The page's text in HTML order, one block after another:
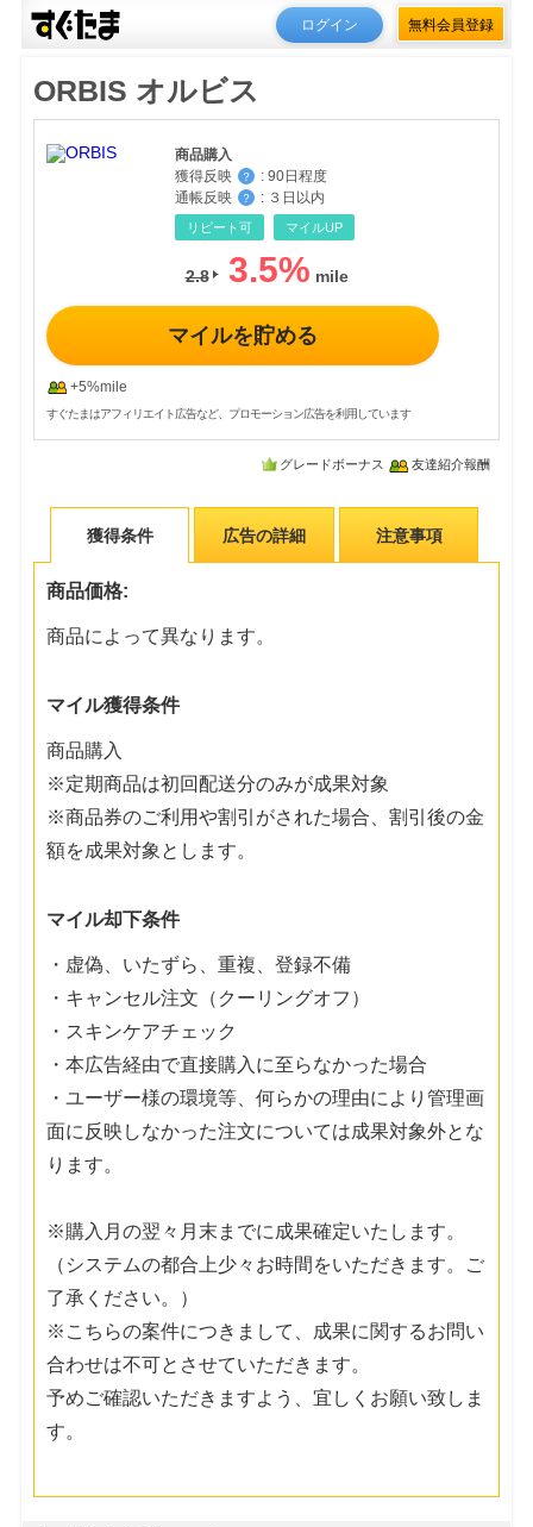
ログイン 無料会員登録
ORBIS オルビス
商品購入
獲得反映
？ : 90日程度
通帳反映
？ : ３日以内
リピート可 マイルUP
2.8 3.5%
マイルを貯める
+5%mile
すぐたまはアフィリエイト広告など、プロモーション広告を利用しています
グレードボーナス 友達紹介報酬
獲得条件 広告の詳細 注意事項
商品価格:
商品によって異なります。
マイル獲得条件
商品購入
※定期商品は初回配送分のみが成果対象
※商品券のご利用や割引がされた場合、割引後の金
額を成果対象とします。
マイル却下条件
・虚偽、いたずら、重複、登録不備
・キャンセル注文（クーリングオフ）
・スキンケアチェック
・本広告経由で直接購入に至らなかった場合
・ユーザー様の環境等、何らかの理由により管理画
面に反映しなかった注文については成果対象外とな
ります。
※購入月の翌々月末までに成果確定いたします。
（システムの都合上少々お時間をいただきます。ご
了承ください。）
※こちらの案件につきまして、成果に関するお問い
合わせは不可とさせていただきます。
予めご確認いただきますよう、宜しくお願い致しま
す。